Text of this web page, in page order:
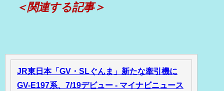
＜関連する記事＞
JR東日本「GV・SLぐんま」新たな牽引機に
GV-E197系、7/19デビュー - マイナビニュース